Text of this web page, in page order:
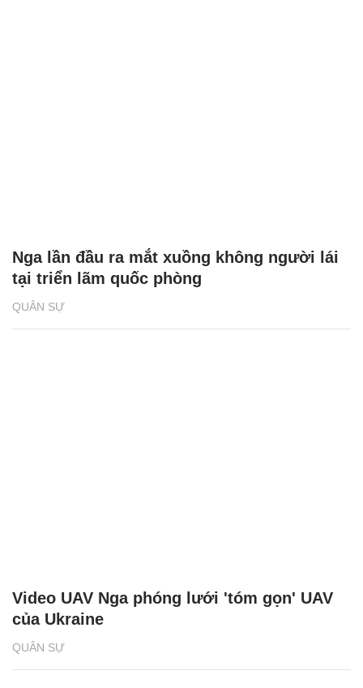
QUÂN SỰ
Nga lần đầu ra mắt xuồng không người lái
tại triển lãm quốc phòng
QUÂN SỰ
Video UAV Nga phóng lưới 'tóm gọn' UAV
của Ukraine